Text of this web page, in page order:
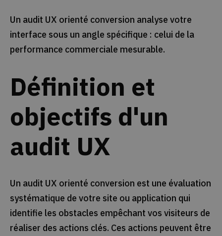
Un audit UX orienté conversion analyse votre
interface sous un angle spécifique : celui de la
performance commerciale mesurable.
Définition et
objectifs d'un
audit UX
Un audit UX orienté conversion est une évaluation
systématique de votre site ou application qui
identifie les obstacles empêchant vos visiteurs de
réaliser des actions clés. Ces actions peuvent être